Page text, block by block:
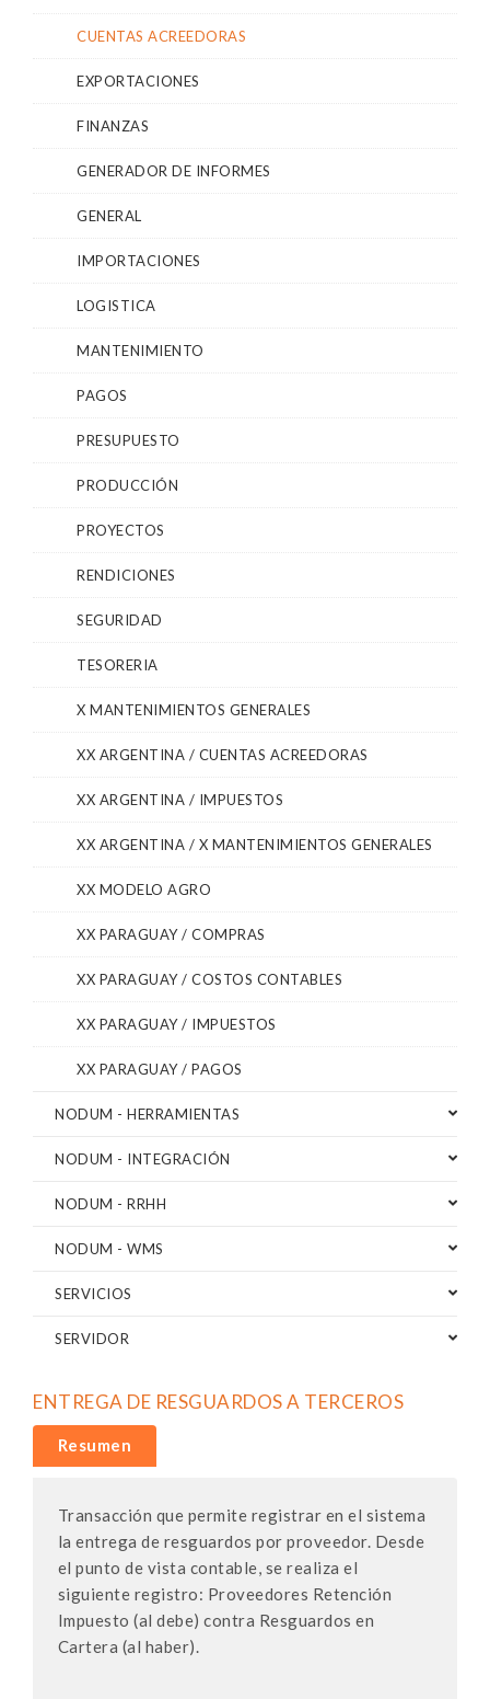
CUENTAS ACREEDORAS
EXPORTACIONES
FINANZAS
GENERADOR DE INFORMES
GENERAL
IMPORTACIONES
LOGISTICA
MANTENIMIENTO
PAGOS
PRESUPUESTO
PRODUCCIÓN
PROYECTOS
RENDICIONES
SEGURIDAD
TESORERIA
X MANTENIMIENTOS GENERALES
XX ARGENTINA / CUENTAS ACREEDORAS
XX ARGENTINA / IMPUESTOS
XX ARGENTINA / X MANTENIMIENTOS GENERALES
XX MODELO AGRO
XX PARAGUAY / COMPRAS
XX PARAGUAY / COSTOS CONTABLES
XX PARAGUAY / IMPUESTOS
XX PARAGUAY / PAGOS
NODUM - HERRAMIENTAS
NODUM - INTEGRACIÓN
NODUM - RRHH
NODUM - WMS
SERVICIOS
SERVIDOR
ENTREGA DE RESGUARDOS A TERCEROS
Resumen
Transacción que permite registrar en el sistema
la entrega de resguardos por proveedor. Desde
el punto de vista contable, se realiza el
siguiente registro: Proveedores Retención
Impuesto (al debe) contra Resguardos en
Cartera (al haber).